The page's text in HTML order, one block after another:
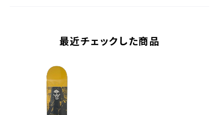
最近チェックした商品